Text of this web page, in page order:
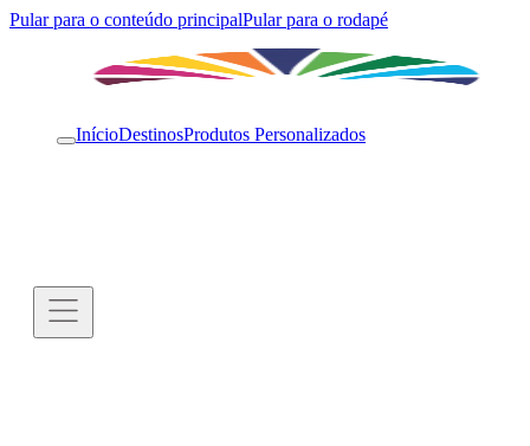
Pular para o conteúdo principalPular para o rodapé
InícioDestinosProdutos Personalizados